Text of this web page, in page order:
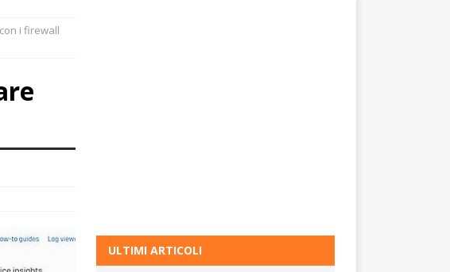
i firewall
ULTIMI ARTICOLI